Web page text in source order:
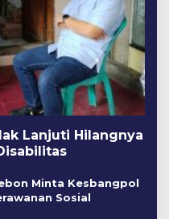
Lanjuti Hilangnya
Minta Kesbangpol
Sosial